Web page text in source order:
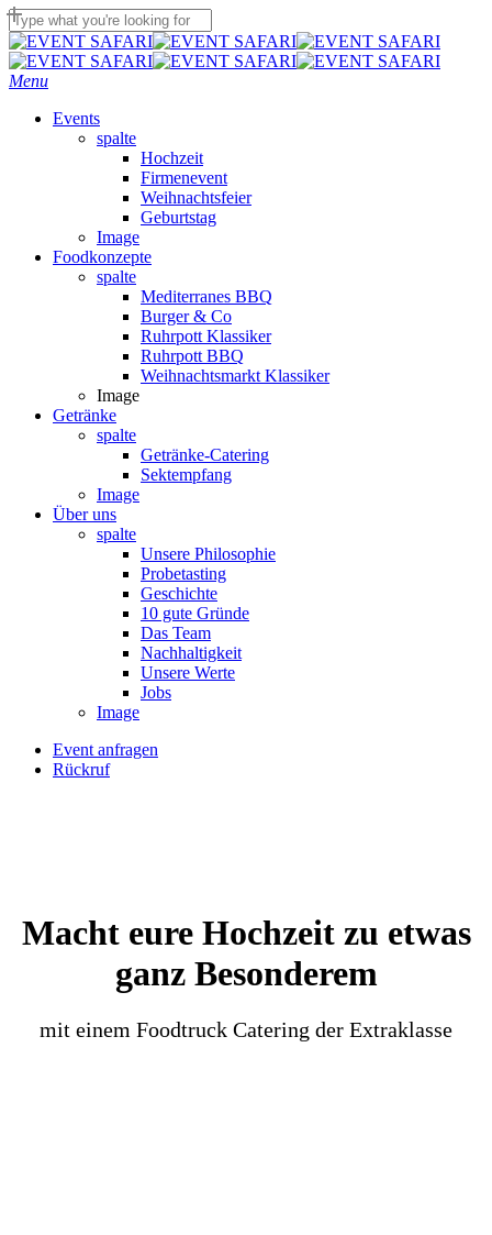
Skip
to
main
content
Close
Search
Menu
Events
spalte
Hochzeit
Firmenevent
Weihnachtsfeier
Geburtstag
Image
Foodkonzepte
spalte
Mediterranes BBQ
Burger & Co
Ruhrpott Klassiker
Ruhrpott BBQ
Weihnachtsmarkt Klassiker
Image
Getränke
spalte
Getränke-Catering
Sektempfang
Image
Über uns
spalte
Unsere Philosophie
Probetasting
Geschichte
10 gute Gründe
Das Team
Nachhaltigkeit
Unsere Werte
Jobs
Image
Event anfragen
Rückruf
Macht eure Hoch­zeit zu etwas
ganz Beson­derem
mit einem Food­truck Catering der Extra­klasse